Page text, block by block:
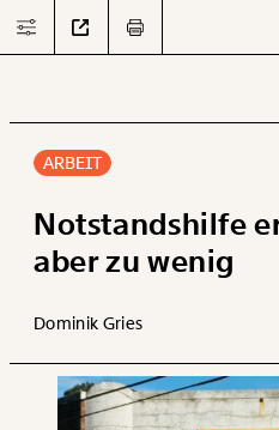
Arbeit
Verteilung
Klima
Text second
ARBEIT
Notstandshilfe
aber zu wenig
Dominik Gries